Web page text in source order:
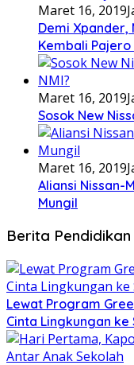
Maret 16, 2019
Demi Xpander,
Kembali
Maret 16, 2019
Sosok New
Maret 16, 2019
Aliansi Nissan-
Mungil
Berita Pendidikan
Lewat Program
Cinta Lingkungan ke